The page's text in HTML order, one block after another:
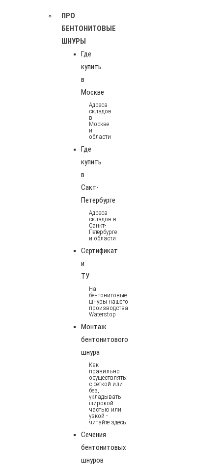
ПРО
БЕНТОНИТОВЫЕ
ШНУРЫ
Где
купить
в
Москве
Адреса
складов
в
Москве
и
области
Где
купить
в
Сакт-
Петербурге
Адреса
складов в
Санкт-
Петербурге
и области
Сертификат
и
ТУ
На
бентонитовые
шнуры нашего
производства
Waterstop
Монтаж
бентонитового
шнура
Как
правильно
осуществлять:
с сеткой или
без,
укладывать
широкой
частью или
узкой -
читайте здесь.
Сечения
бентонитовых
шнуров